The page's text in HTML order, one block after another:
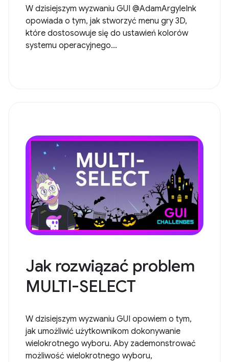
W dzisiejszym wyzwaniu GUI @AdamArgyleInk
opowiada o tym, jak stworzyć menu gry 3D,
które dostosowuje się do ustawień kolorów
systemu operacyjnego...
Jak rozwiązać problem
MULTI-SELECT
W dzisiejszym wyzwaniu GUI opowiem o tym,
jak umożliwić użytkownikom dokonywanie
wielokrotnego wyboru. Aby zademonstrować
możliwość wielokrotnego wyboru,